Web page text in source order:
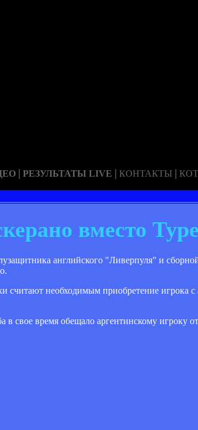
| РЕЗУЛЬТАТЫ LIVE | КОНТАКТЫ |
вместо Туре
английского "Ливерпуля" и
считают необходимым приобретение игрока
свое время обещало аргентинскому игроку